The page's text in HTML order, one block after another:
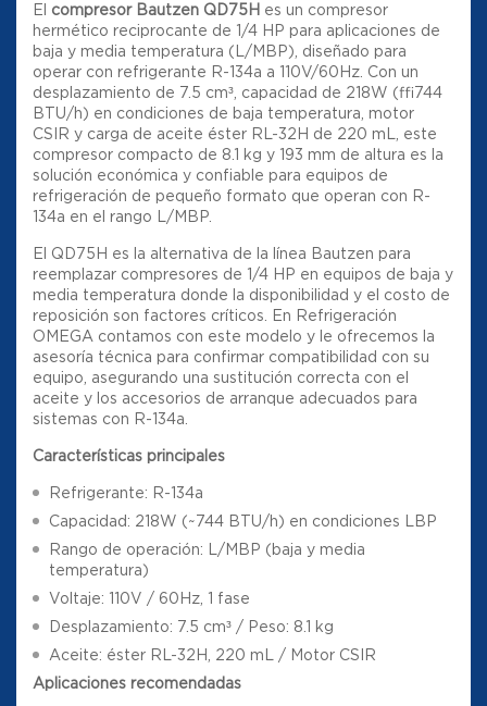
El compresor Bautzen QD75H es un compresor
hermético reciprocante de 1/4 HP para aplicaciones de
baja y media temperatura (L/MBP), diseñado para
operar con refrigerante R-134a a 110V/60Hz. Con un
desplazamiento de 7.5 cm³, capacidad de 218W (≈744
BTU/h) en condiciones de baja temperatura, motor
CSIR y carga de aceite éster RL-32H de 220 mL, este
compresor compacto de 8.1 kg y 193 mm de altura es la
solución económica y confiable para equipos de
refrigeración de pequeño formato que operan con R-
134a en el rango L/MBP.
El QD75H es la alternativa de la línea Bautzen para
reemplazar compresores de 1/4 HP en equipos de baja y
media temperatura donde la disponibilidad y el costo de
reposición son factores críticos. En Refrigeración
OMEGA contamos con este modelo y le ofrecemos la
asesoría técnica para confirmar compatibilidad con su
equipo, asegurando una sustitución correcta con el
aceite y los accesorios de arranque adecuados para
sistemas con R-134a.
Características principales
Refrigerante: R-134a
Capacidad: 218W (~744 BTU/h) en condiciones LBP
Rango de operación: L/MBP (baja y media
temperatura)
Voltaje: 110V / 60Hz, 1 fase
Desplazamiento: 7.5 cm³ / Peso: 8.1 kg
Aceite: éster RL-32H, 220 mL / Motor CSIR
Aplicaciones recomendadas